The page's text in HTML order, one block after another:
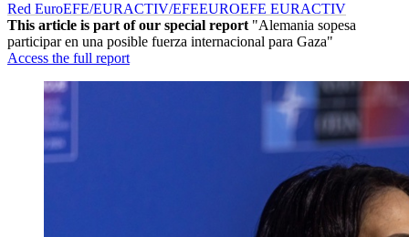
Red EuroEFE/EURACTIV/EFEEUROEFE EURACTIV
This article is part of our special report "Alemania sopesa
participar en una posible fuerza internacional para Gaza"
Access the full report